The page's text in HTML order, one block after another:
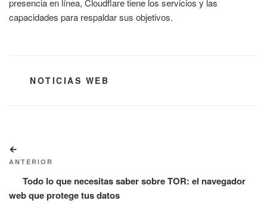
presencia en línea, Cloudflare tiene los servicios y las
capacidades para respaldar sus objetivos.
CATEGORÍAS
NOTICIAS WEB
de
entradas
anterior:
ANTERIOR
Todo lo que necesitas saber sobre TOR: el navegador
web que protege tus datos